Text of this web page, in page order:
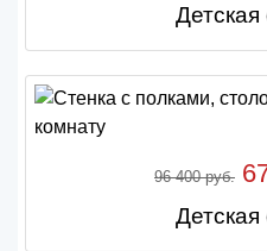
Детская
96 400 руб.
Детская